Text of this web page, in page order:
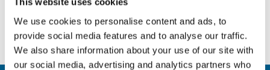
We use cookies to personalise content and ads, to
provide social media features and to analyse our traffic.
We also share information about your use of our site with
our social media, advertising and analytics partners who